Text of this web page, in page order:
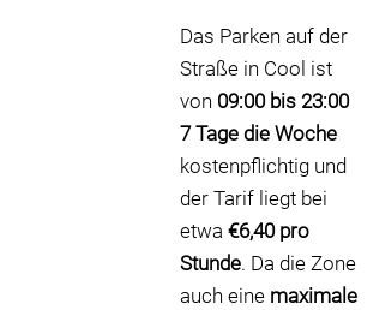
Das Parken auf der
Straße in Cool ist
von 09:00 bis 23:00
7 Tage die Woche
kostenpflichtig und
der Tarif liegt bei
etwa €6,40 pro
Stunde. Da die Zone
auch eine maximale